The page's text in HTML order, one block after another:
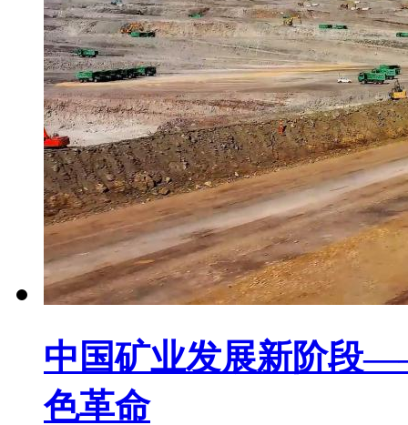
中国矿业发展新阶段
色革命